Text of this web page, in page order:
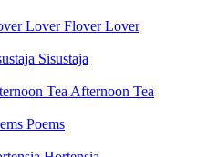
Flover Lover
Sisustaja
Afternoon Tea
Poems